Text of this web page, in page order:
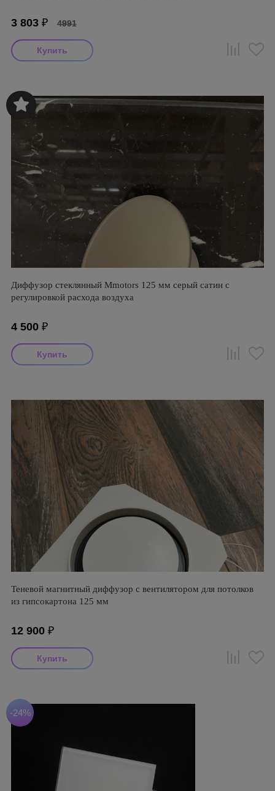
3 803 ₽ 4991
Диффузор стеклянный Mmotors 125 мм серый сатин с
регулировкой расхода воздуха
4 500 ₽
Теневой магнитный диффузор с вентилятором для потолков
из гипсокартона 125 мм
12 900 ₽
-24%